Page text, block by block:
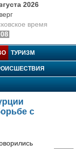
2026
время
ТУРИЗМ
с